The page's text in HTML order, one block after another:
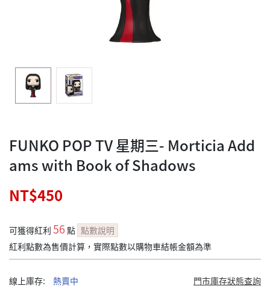
FUNKO POP TV 星期三- Morticia Add
ams with Book of Shadows
NT$450
可獲得紅利 56點 點數說明
紅利點數為售價計算，實際點數以購物車結帳金額為準
線上庫存: 熱賣中 門市庫存狀態查詢